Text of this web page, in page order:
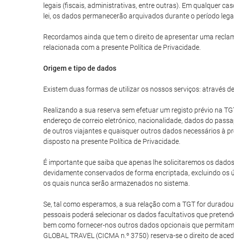
legais (fiscais, administrativas, entre outras). Em qualquer
lei, os dados permanecerão arquivados durante o período
Recordamos ainda que tem o direito de apresentar uma
relacionada com a presente Política de Privacidade.
Origem e tipo de dados
Existem duas formas de utilizar os nossos serviços: através
Realizando a sua reserva sem efetuar um registo prévio na
endereço de correio eletrónico, nacionalidade, dados do
de outros viajantes e quaisquer outros dados necessários à
disposto na presente Política de Privacidade.
É importante que saiba que apenas lhe solicitaremos os
devidamente conservados de forma encriptada, excluindo os
os quais nunca serão armazenados no sistema.
Se, tal como esperamos, a sua relação com a TGT for
pessoais poderá selecionar os dados facultativos que
bem como fornecer-nos outros dados opcionais que
GLOBAL TRAVEL (CICMA n.º 3750) reserva-se o direito de